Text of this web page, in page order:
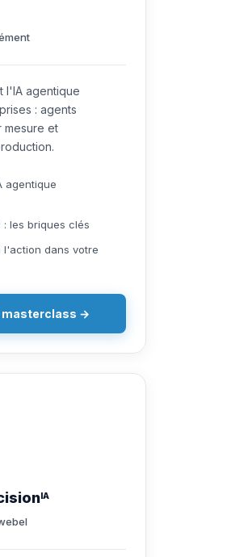
l'IA agentique
: agents
mesure et
agentique
: les briques clés
l'action dans votre
masterclass →
IA